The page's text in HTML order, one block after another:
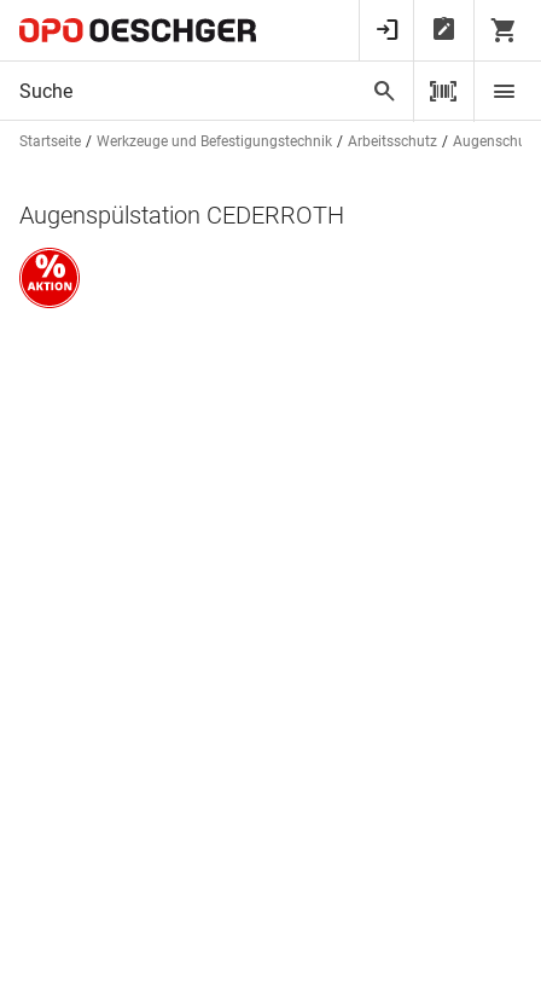
Startseite Werkzeuge und Befestigungstechnik Arbeitsschutz Augenschutz
Augenspülstation CEDERROTH